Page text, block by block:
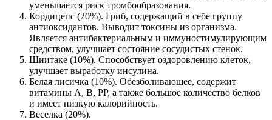
уменьшается риск тромбообразования.
Кордицепс (20%). Гриб, содержащий в себе группу
антиоксидантов. Выводит токсины из организма.
Является антибактериальным и иммуностимулирующим
средством, улучшает состояние сосудистых стенок.
Шиитаке (10%). Способствует оздоровлению клеток,
улучшает выработку инсулина.
Белая лисичка (10%). Обезболивающее, содержит
витамины А, В, РР, а также большое количество белков
и имеет низкую калорийность.
Веселка (20%).